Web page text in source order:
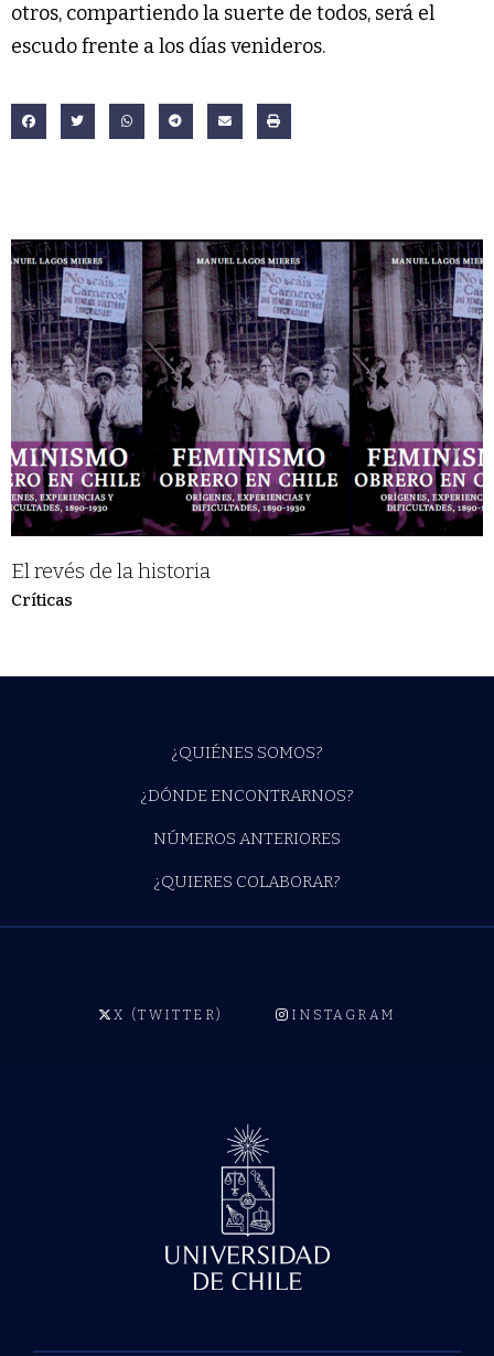
otros, compartiendo la suerte de todos, será el
escudo frente a los días venideros.
El revés de la historia
Críticas
¿QUIÉNES SOMOS?
¿DÓNDE ENCONTRARNOS?
NÚMEROS ANTERIORES
¿QUIERES COLABORAR?
X (TWITTER) INSTAGRAM